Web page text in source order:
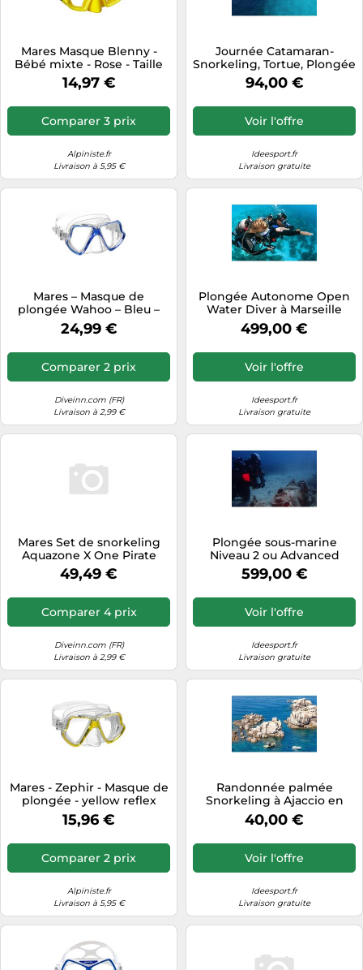
Mares Masque Blenny -
Bébé mixte - Rose - Taille
unique (EU)
14,97 €
Comparer 3 prix
Alpiniste.fr
Livraison à 5,95 €
Journée Catamaran-
Snorkeling, Tortue, Plongée
- Grande Anse d'Arlet,
Martinique
94,00 €
Voir l'offre
Ideesport.fr
Livraison gratuite
Mares – Masque de
plongée Wahoo – Bleu –
Unisexe Adulte
24,99 €
Comparer 2 prix
Diveinn.com (FR)
Livraison à 2,99 €
Plongée Autonome Open
Water Diver à Marseille
499,00 €
Voir l'offre
Ideesport.fr
Livraison gratuite
Mares Set de snorkeling
Aquazone X One Pirate
Bleu/Noir XS Enfants
49,49 €
Comparer 4 prix
Diveinn.com (FR)
Livraison à 2,99 €
Plongée sous-marine
Niveau 2 ou Advanced
Open Water à Marseille
599,00 €
Voir l'offre
Ideesport.fr
Livraison gratuite
Mares - Zephir - Masque de
plongée - yellow reflex
15,96 €
Comparer 2 prix
Alpiniste.fr
Livraison à 5,95 €
Randonnée palmée
Snorkeling à Ajaccio en
Corse
40,00 €
Voir l'offre
Ideesport.fr
Livraison gratuite